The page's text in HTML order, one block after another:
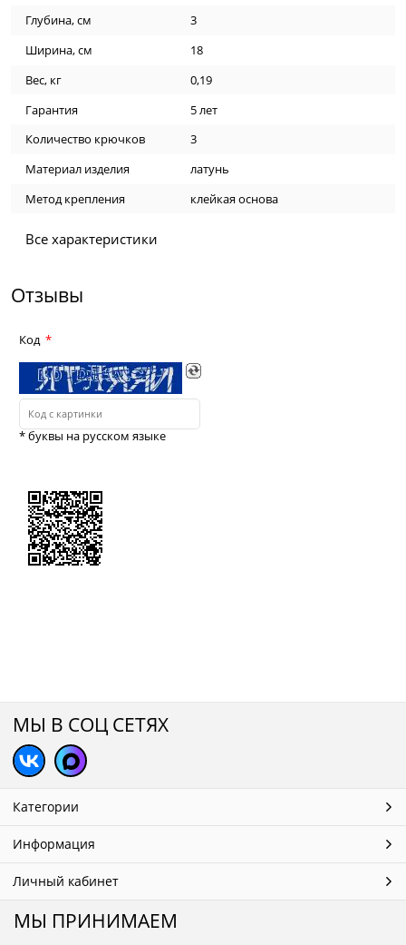
Глубина, см
3
Ширина, см
18
Вес, кг
0,19
Гарантия
5 лет
Количество крючков
3
Материал изделия
латунь
Метод крепления
клейкая основа
Все характеристики
Отзывы
Код
* буквы на русском языке
МЫ В СОЦ СЕТЯХ
Категории
Информация
Личный кабинет
МЫ ПРИНИМАЕМ